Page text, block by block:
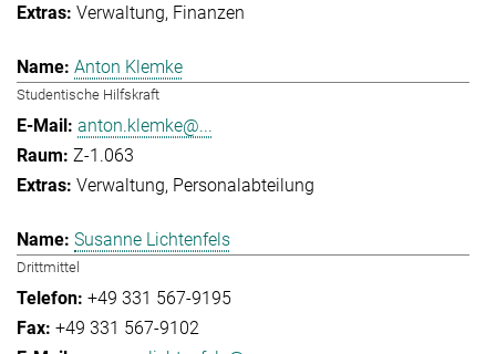
Verwaltung Finanzen
Anton Klemke
Studentische Hilfskraft
anton.klemke@...
Z-1.063
Verwaltung Personalabteilung
Susanne Lichtenfels
Drittmittel
+49 331 567-9195
+49 331 567-9102